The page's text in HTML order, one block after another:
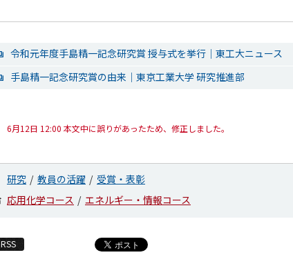
令和元年度手島精一記念研究賞 授与式を挙行｜東工大ニュース
手島精一記念研究賞の由来｜東京工業大学 研究推進部
6月12日 12:00 本文中に誤りがあったため、修正しました。
研究 教員の活躍
受賞・表彰
応用化学コース
エネルギー・情報コース
RSS